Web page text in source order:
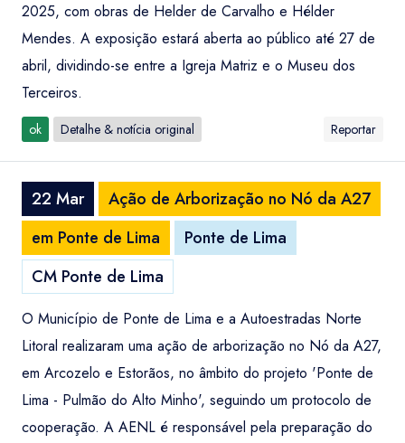
2025, com obras de Helder de Carvalho e Hélder
Mendes. A exposição estará aberta ao público até 27 de
abril, dividindo-se entre a Igreja Matriz e o Museu dos
Terceiros.
ok Detalhe & notícia original Reportar
22 Mar
Ação de Arborização no Nó da A27
em Ponte de Lima
Ponte de Lima
CM Ponte de Lima
O Município de Ponte de Lima e a Autoestradas Norte
Litoral realizaram uma ação de arborização no Nó da A27,
em Arcozelo e Estorãos, no âmbito do projeto 'Ponte de
Lima - Pulmão do Alto Minho', seguindo um protocolo de
cooperação. A AENL é responsável pela preparação do